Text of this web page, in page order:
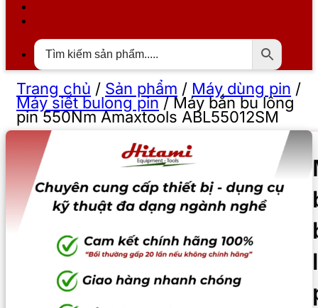
Trang chủ / Sản phẩm / Máy dùng pin /
Máy siết bulong pin/Máy bắn bu lông
pin 550Nm Amaxtools ABL55012SM